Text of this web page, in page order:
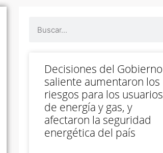
Decisiones del Gobierno
saliente aumentaron los
riesgos para los usuarios
de energía y gas, y
afectaron la seguridad
energética del país